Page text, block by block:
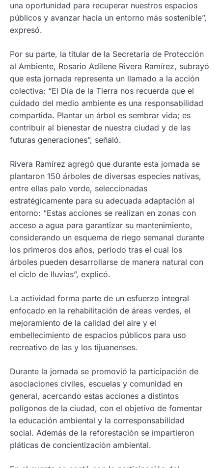
una oportunidad para recuperar nuestros espacios
públicos y avanzar hacia un entorno más sostenible”,
expresó.
Por su parte, la titular de la Secretaría de Protección
al Ambiente, Rosario Adilene Rivera Ramírez, subrayó
que esta jornada representa un llamado a la acción
colectiva: “El Día de la Tierra nos recuerda que el
cuidado del medio ambiente es una responsabilidad
compartida. Plantar un árbol es sembrar vida; es
contribuir al bienestar de nuestra ciudad y de las
futuras generaciones”, señaló.
Rivera Ramírez agregó que durante esta jornada se
plantaron 150 árboles de diversas especies nativas,
entre ellas palo verde, seleccionadas
estratégicamente para su adecuada adaptación al
entorno: “Estas acciones se realizan en zonas con
acceso a agua para garantizar su mantenimiento,
considerando un esquema de riego semanal durante
los primeros dos años, periodo tras el cual los
árboles pueden desarrollarse de manera natural con
el ciclo de lluvias”, explicó.
La actividad forma parte de un esfuerzo integral
enfocado en la rehabilitación de áreas verdes, el
mejoramiento de la calidad del aire y el
embellecimiento de espacios públicos para uso
recreativo de las y los tijuanenses.
Durante la jornada se promovió la participación de
asociaciones civiles, escuelas y comunidad en
general, acercando estas acciones a distintos
polígonos de la ciudad, con el objetivo de fomentar
la educación ambiental y la corresponsabilidad
social. Además de la reforestación se impartieron
pláticas de concientización ambiental.